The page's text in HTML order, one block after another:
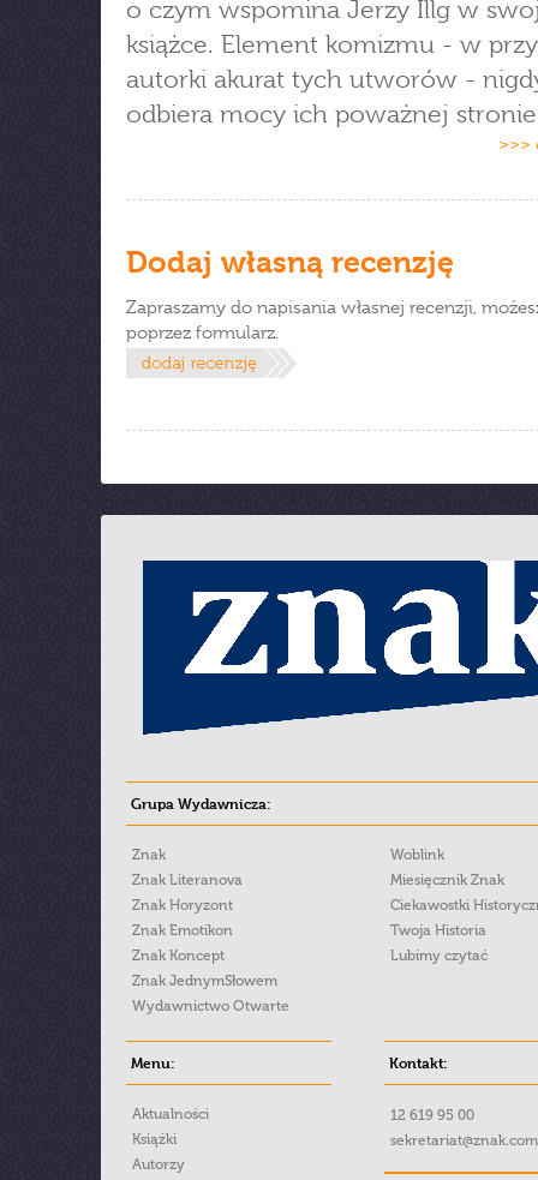
o czym wspomina Jerzy Illg w
książce. Element komizmu - w
autorki akurat tych utworów -
odbiera mocy ich poważnej
>>>
Dodaj własną recenzję
Zapraszamy do napisania własnej recenzji,
poprzez formularz.
Grupa Wydawnicza:
Znak
Znak Literanova
Znak Horyzont
Znak Emotikon
Znak Koncept
Znak JednymSłowem
Wydawnictwo Otwarte
Woblink
Miesięcznik Znak
Ciekawostki
Twoja Historia
Lubimy czytać
Menu:
Aktualności
Książki
Autorzy
Kontakt:
12 619 95 00